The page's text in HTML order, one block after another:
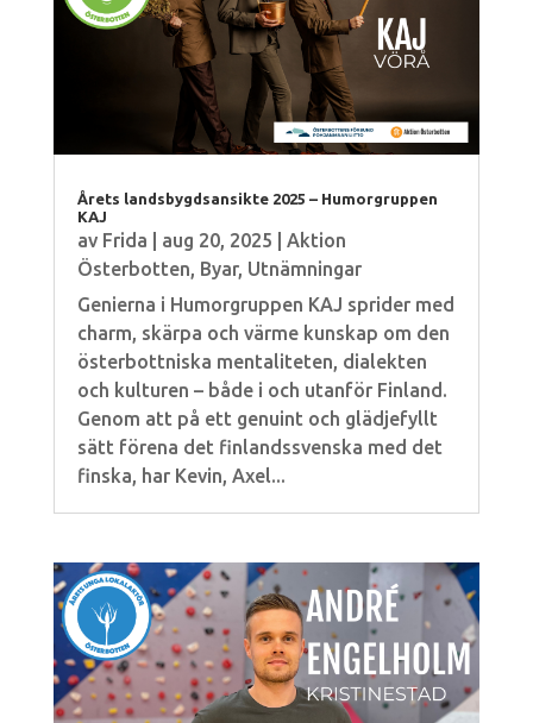
Årets landsbygdsansikte 2025 – Humorgruppen
KAJ
av Frida aug 20, 2025
Aktion
Österbotten, Byar, Utnämningar
Genierna i Humorgruppen KAJ sprider med
charm, skärpa och värme kunskap om den
österbottniska mentaliteten, dialekten
och kulturen – både i och utanför Finland.
Genom att på ett genuint och glädjefyllt
sätt förena det finlandssvenska med det
finska, har Kevin, Axel...